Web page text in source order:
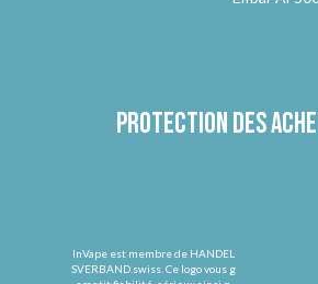
Protection des
InVape est membre de HANDEL
SVERBAND.swiss. Ce logo vous g